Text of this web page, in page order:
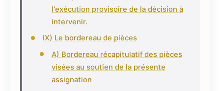
l'exécution provisoire de la décision à
intervenir.
IX) Le bordereau de pièces
A) Bordereau récapitulatif des pièces
visées au soutien de la présente
assignation